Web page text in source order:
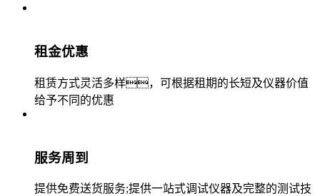
租金优惠
租赁方式灵活多样，可根据租期的长短及仪器价值
给予不同的优惠
服务周到
提供免费送货服务;提供一站式调试仪器及完整的测试技